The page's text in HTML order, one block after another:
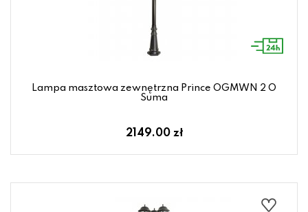
Lampa masztowa zewnętrzna Prince OGMWN 2 O
Suma
2149.00 zł